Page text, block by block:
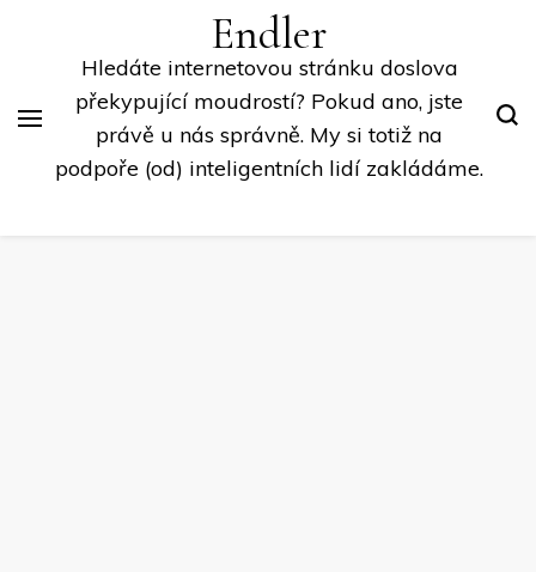
Endler
Hledáte internetovou stránku doslova
překypující moudrostí? Pokud ano, jste
právě u nás správně. My si totiž na
podpoře (od) inteligentních lidí zakládáme.